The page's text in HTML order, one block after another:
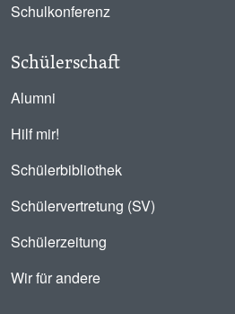
Schulkonferenz
Schülerschaft
Alumni
Hilf mir!
Schülerbibliothek
Schülervertretung (SV)
Schülerzeitung
Wir für andere